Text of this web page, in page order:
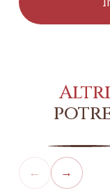
← →